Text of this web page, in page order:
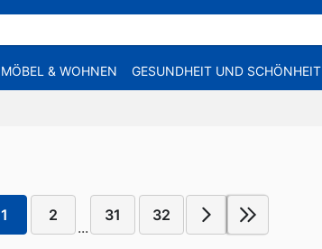
MÖBEL & WOHNEN GESUNDHEIT UND SCHÖNHEIT
1 2
...
31 32